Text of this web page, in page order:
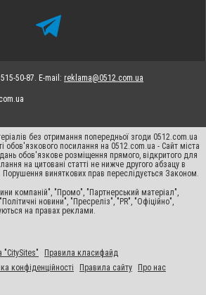
50-87. E-mail: reklama@0512.com.ua
без отримання попередньої згоди 0512.com.ua
обов'язкового посилання на 0512.com.ua - Сайт міста
обов'язкове розміщення прямого, відкритого для
на цитовані статті не нижче другого абзацу в
Порушення виняткових прав переслідується Законом.
компаній", "Промо", "Партнерський матеріал",
новини", "Пресреліз", "PR", "Офіційно",
на правах реклами.
Правила класифайд
конфіденційності Правила сайту
Про нас